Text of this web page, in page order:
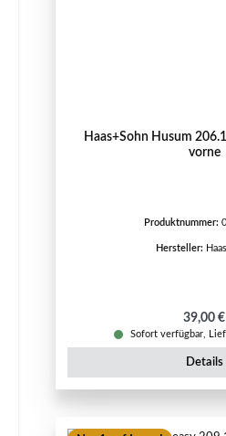
Haas+Sohn Husum
vorne
Produktnummer:
Hersteller:
39,00 €
Sofort verfügbar,
Details